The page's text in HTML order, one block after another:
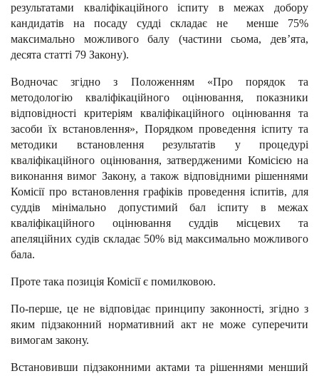
результатами кваліфікаційного іспиту в межах добору
кандидатів на посаду судді складає не менше 75%
максимально можливого балу (частини сьома, дев’ята,
десята статті 79 Закону).
Водночас згідно з Положенням «Про порядок та
методологію кваліфікаційного оцінювання, показники
відповідності критеріям кваліфікаційного оцінювання та
засоби їх встановлення», Порядком проведення іспиту та
методики встановлення результатів у процедурі
кваліфікаційного оцінювання, затвердженими Комісією на
виконання вимог Закону, а також відповідними рішеннями
Комісії про встановлення графіків проведення іспитів, для
суддів мінімально допустимий бал іспиту в межах
кваліфікаційного оцінювання суддів місцевих та
апеляційних судів складає 50% від максимально можливого
бала.
Проте така позиція Комісії є помилковою.
По-перше, це не відповідає принципу законності, згідно з
яким підзаконний нормативний акт не може суперечити
вимогам закону.
Встановивши підзаконними актами та рішеннями менший